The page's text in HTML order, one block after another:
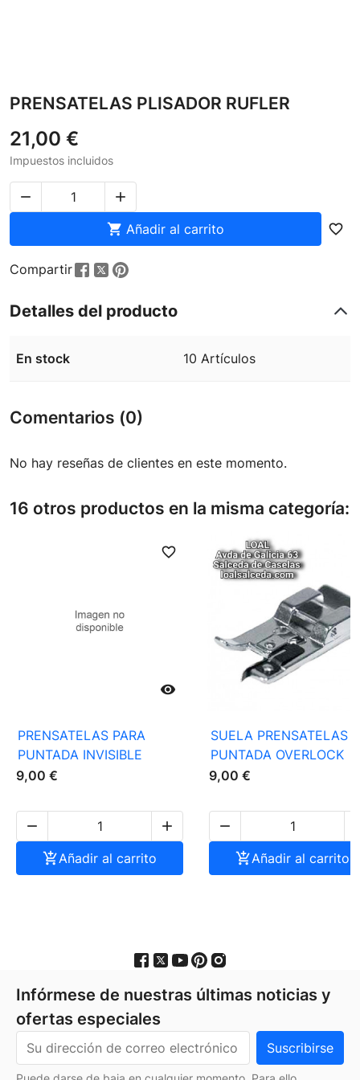
PRENSATELAS PLISADOR RUFLER
21,00 €
Impuestos incluidos


 Añadir al carrito favorite_border
Compartir
Detalles del producto
En stock 10 Artículos
Comentarios (0)
No hay reseñas de clientes en este momento.
16 otros productos en la misma categoría:

favorite_border
PRENSATELAS PARA
PUNTADA INVISIBLE
9,00 €


Añadir al carrito
SUELA PRENSATELAS
PUNTADA OVERLOCK
9,00 €

Añadir al carrito
Infórmese de nuestras últimas noticias y
ofertas especiales